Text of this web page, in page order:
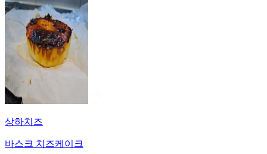
상하치즈
바스크 치즈케이크